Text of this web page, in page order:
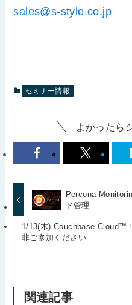
sales@s-style.co.jp
セミナー情報
よかったら
Percona
ド管理
1/13(木) Couchbase Cloud™
非ご参加ください
関連記事